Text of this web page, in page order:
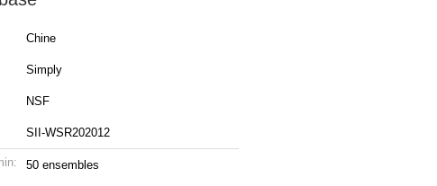
Chine
Simply
NSF
SII-WSR202012
50 ensembles